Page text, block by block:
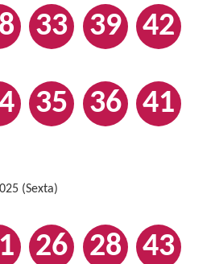
33 39 42
35 36 41
(Sexta)
26 28 43